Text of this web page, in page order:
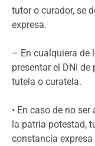
tutor o curador, se
expresa.
– En cualquiera de
presentar el DNI
tutela o curatela.
• En caso de no
la patria potestad,
constancia expresa